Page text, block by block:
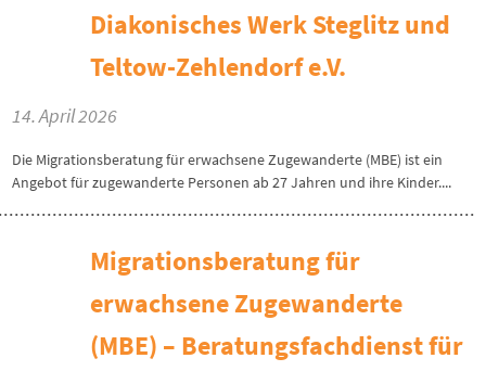
Diakonisches Werk Steglitz und
Teltow-Zehlendorf e.V.
14. April 2026
Die Migrationsberatung für erwachsene Zugewanderte (MBE) ist ein
Angebot für zugewanderte Personen ab 27 Jahren und ihre Kinder....
Migrationsberatung für
erwachsene Zugewanderte
(MBE) – Beratungsfachdienst für